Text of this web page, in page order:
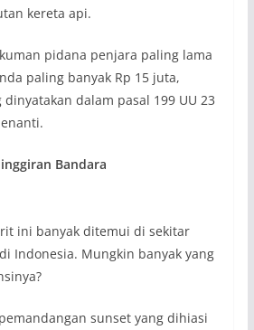
kereta api.
pidana penjara paling lama
paling banyak Rp 15 juta,
dalam pasal 199 UU 23
Bandara
ini banyak ditemui di sekitar
Indonesia. Mungkin banyak yang
sunset yang dihiasi